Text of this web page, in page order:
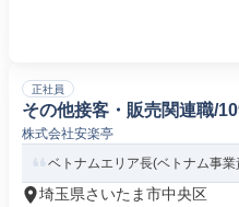
正社員
その他接客・販売関連職/
株式会社安楽亭
ベトナムエリア長(ベトナム事業
埼玉県さいたま市中央区